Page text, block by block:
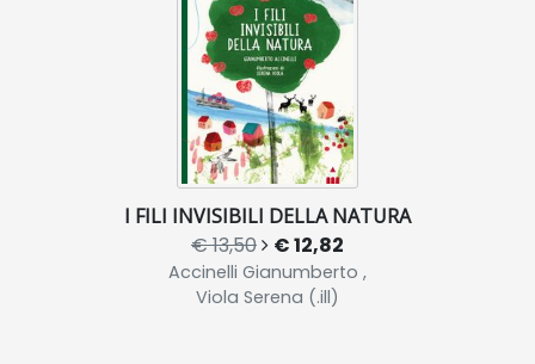
I FILI INVISIBILI DELLA NATURA
€ 13,50 € 12,82
Accinelli Gianumberto ,
Viola Serena (.ill)